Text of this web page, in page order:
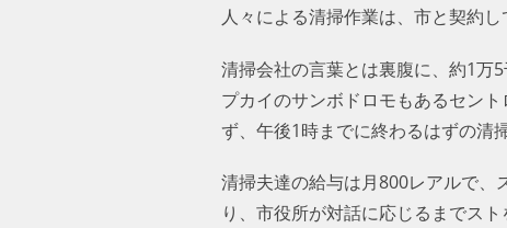
人々による清掃作業は、市と契約
清掃会社の言葉とは裏腹に、約1万
プカイのサンボドロモもあるセン
ず、午後1時までに終わるはずの清
清掃夫達の給与は月800レアルで、
り、市役所が対話に応じるまでス